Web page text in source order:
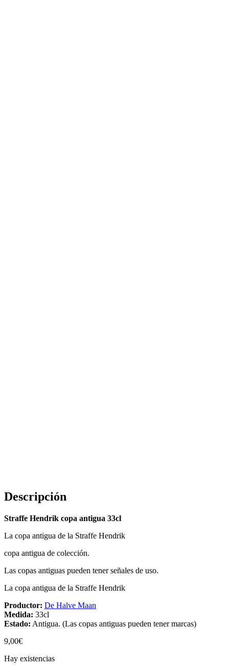
Descripción
Straffe Hendrik copa antigua 33cl
La copa antigua de la Straffe Hendrik
copa antigua de colección.
Las copas antiguas pueden tener señales de uso.
La copa antigua de la Straffe Hendrik
Productor: De Halve Maan
Medida: 33cl
Estado: Antigua. (Las copas antiguas pueden tener marcas)
9,00€
Hay existencias